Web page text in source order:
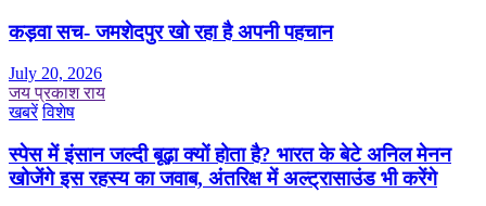
कड़वा सच- जमशेदपुर खो रहा है अपनी पहचान
July 20, 2026
जय प्रकाश राय
खबरें विशेष
स्पेस में इंसान जल्दी बूढ़ा क्यों होता है? भारत के बेटे अनिल मेनन
खोजेंगे इस रहस्य का जवाब, अंतरिक्ष में अल्ट्रासाउंड भी करेंगे